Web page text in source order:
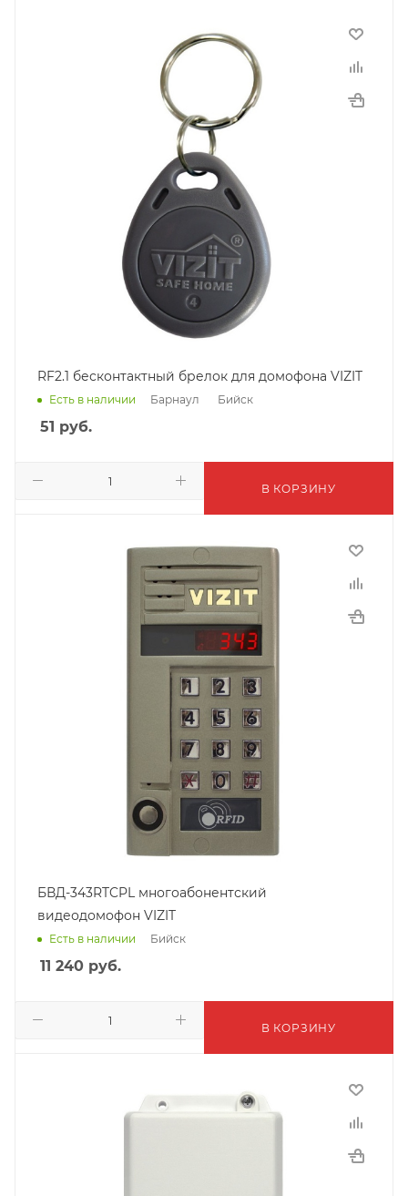
RF2.1 бесконтактный брелок для домофона VIZIT
Есть в наличии Барнаул Бийск
51 руб.
В КОРЗИНУ
БВД-343RTCPL многоабонентский
видеодомофон VIZIT
Есть в наличии Бийск
11 240 руб.
В КОРЗИНУ